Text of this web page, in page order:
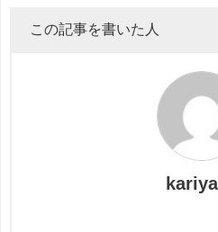
この記事を書いた人